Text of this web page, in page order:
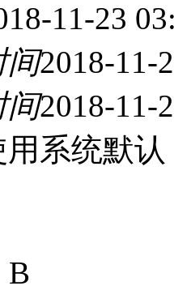
11-23
间2018-11-
间2018-11-
用系统默认